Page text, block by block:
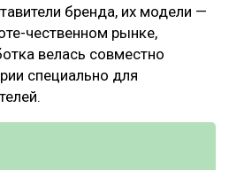
бренда, их модели —
чественном рынке,
велась совместно
специально для